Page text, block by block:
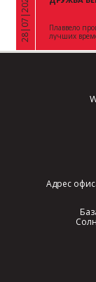
«
28|07|2026
Плаввело
лучших
Адрес